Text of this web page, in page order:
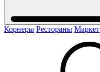
Корнеры Рестораны Маркет